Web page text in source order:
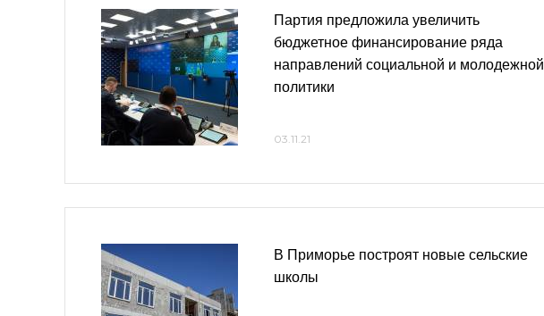
Партия предложила увеличить
бюджетное финансирование ряда
направлений социальной и молодежной
политики
03.11.21
В Приморье построят новые сельские
школы